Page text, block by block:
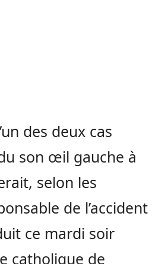
des deux cas
son œil gauche à
selon les
de l’accident
ce mardi soir
catholique de